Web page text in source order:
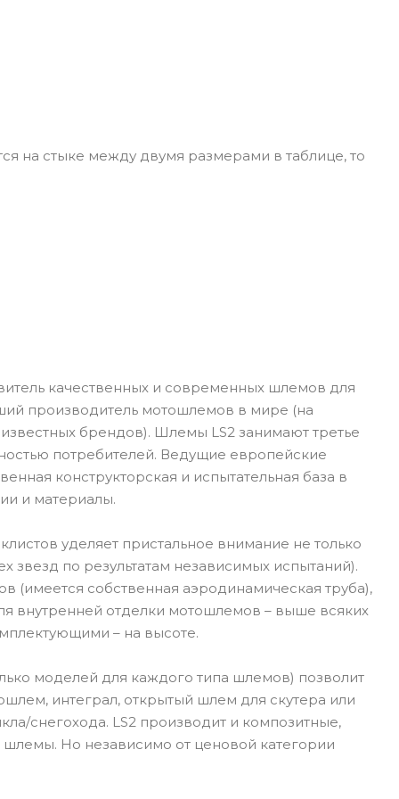
на стыке между двумя размерами в таблице, то
качественных и современных шлемов для
производитель мотошлемов в мире (на
брендов). Шлемы LS2 занимают третье
потребителей. Ведущие европейские
конструкторская и испытательная база в
и материалы.
уделяет пристальное внимание не только
звезд по результатам независимых испытаний).
(имеется собственная аэродинамическая труба),
внутренней отделки мотошлемов – выше всяких
– на высоте.
моделей для каждого типа шлемов) позволит
интеграл, открытый шлем для скутера или
снегохода. LS2 производит и композитные,
Но независимо от ценовой категории